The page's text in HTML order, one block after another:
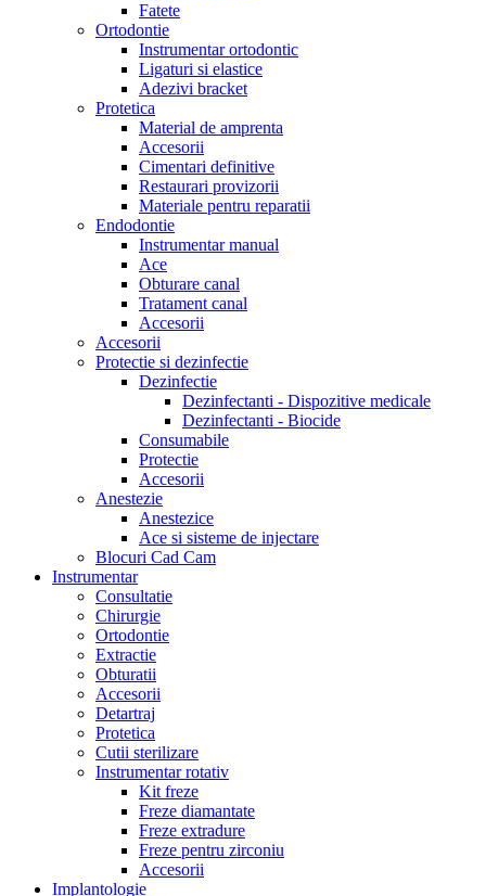
Fatete
Ortodontie
Instrumentar ortodontic
Ligaturi si elastice
Adezivi bracket
Protetica
Material de amprenta
Accesorii
Cimentari definitive
Restaurari provizorii
Materiale pentru reparatii
Endodontie
Instrumentar manual
Ace
Obturare canal
Tratament canal
Accesorii
Accesorii
Protectie si dezinfectie
Dezinfectie
Dezinfectanti - Dispozitive medicale
Dezinfectanti - Biocide
Consumabile
Protectie
Accesorii
Anestezie
Anestezice
Ace si sisteme de injectare
Blocuri Cad Cam
Instrumentar
Consultatie
Chirurgie
Ortodontie
Extractie
Obturatii
Accesorii
Detartraj
Protetica
Cutii sterilizare
Instrumentar rotativ
Kit freze
Freze diamantate
Freze extradure
Freze pentru zirconiu
Accesorii
Implantologie